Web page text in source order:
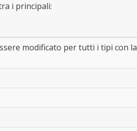
i principali:
modificato per tutti i tipi con la